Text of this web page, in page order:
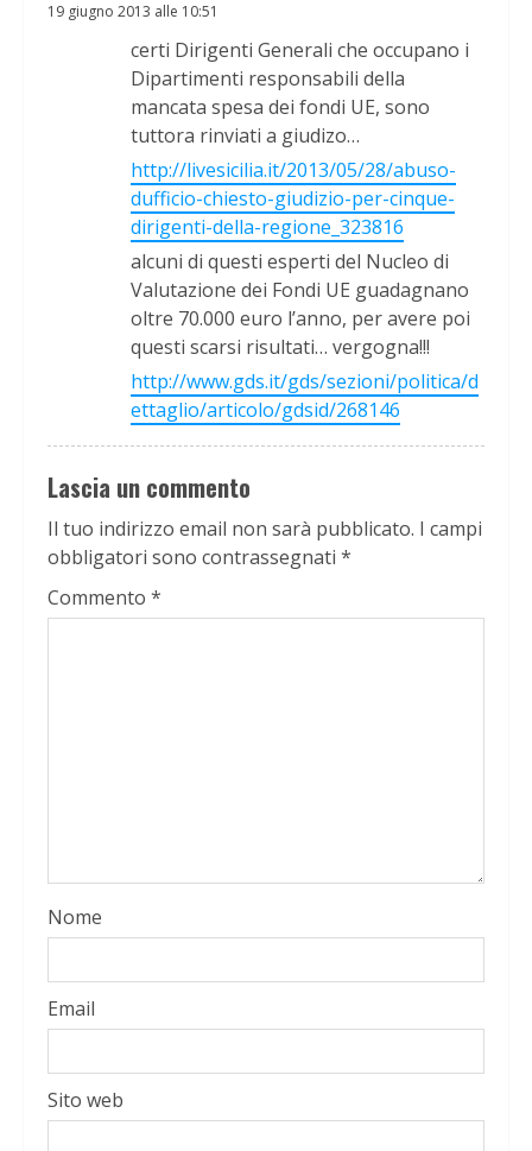
19 giugno 2013 alle 10:51
certi Dirigenti Generali che occupano i
Dipartimenti responsabili della
mancata spesa dei fondi UE, sono
tuttora rinviati a giudizo…
http://livesicilia.it/2013/05/28/abuso-
dufficio-chiesto-giudizio-per-cinque-
dirigenti-della-regione_323816
alcuni di questi esperti del Nucleo di
Valutazione dei Fondi UE guadagnano
oltre 70.000 euro l’anno, per avere poi
questi scarsi risultati… vergogna!!!
http://www.gds.it/gds/sezioni/politica/d
ettaglio/articolo/gdsid/268146
Lascia un commento
Il tuo indirizzo email non sarà pubblicato. I campi
obbligatori sono contrassegnati *
Commento *
Nome
Email
Sito web